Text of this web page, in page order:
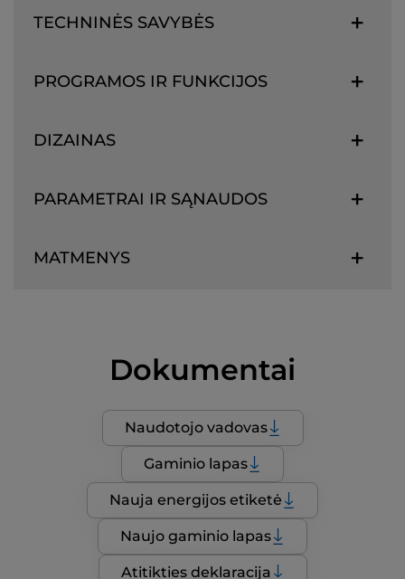
TECHNINĖS SAVYBĖS
PROGRAMOS IR FUNKCIJOS
DIZAINAS
PARAMETRAI IR SĄNAUDOS
MATMENYS
Dokumentai
Naudotojo vadovas
Gaminio lapas
Nauja energijos etiketė
Naujo gaminio lapas
Atitikties deklaracija